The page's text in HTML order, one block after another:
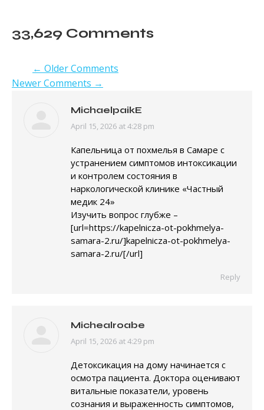
33,629 Comments
Comment navigation
← Older Comments
Newer Comments →
MichaelpaikE
says:
April 15, 2026 at 4:28 pm
Капельница от похмелья в Самаре с
устранением симптомов интоксикации
и контролем состояния в
наркологической клинике «Частный
медик 24»
Изучить вопрос глубже –
[url=https://kapelnicza-ot-pokhmelya-
samara-2.ru/]kapelnicza-ot-pokhmelya-
samara-2.ru/[/url]
Reply
Michealroabe
says:
April 15, 2026 at 4:29 pm
Детоксикация на дому начинается с
осмотра пациента. Доктора оценивают
витальные показатели, уровень
сознания и выраженность симптомов,